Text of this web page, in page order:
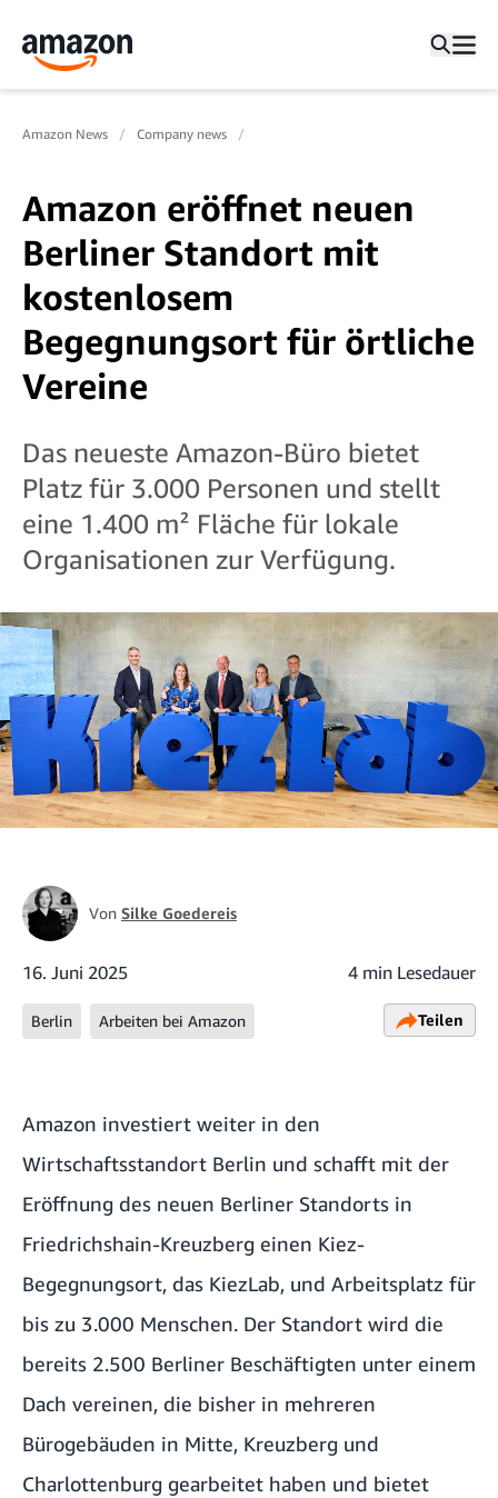
Amazon News Company news
Amazon eröffnet neuen
Berliner Standort mit
kostenlosem
Begegnungsort für örtliche
Vereine
Das neueste Amazon-Büro bietet
Platz für 3.000 Personen und stellt
eine 1.400 m² Fläche für lokale
Organisationen zur Verfügung.
Von Silke Goedereis
16. Juni 2025 4 min Lesedauer
Berlin Arbeiten bei Amazon Teilen
Amazon investiert weiter in den
Wirtschaftsstandort Berlin und schafft mit der
Eröffnung des neuen Berliner Standorts in
Friedrichshain-Kreuzberg einen Kiez-
Begegnungsort, das KiezLab, und Arbeitsplatz für
bis zu 3.000 Menschen. Der Standort wird die
bereits 2.500 Berliner Beschäftigten unter einem
Dach vereinen, die bisher in mehreren
Bürogebäuden in Mitte, Kreuzberg und
Charlottenburg gearbeitet haben und bietet